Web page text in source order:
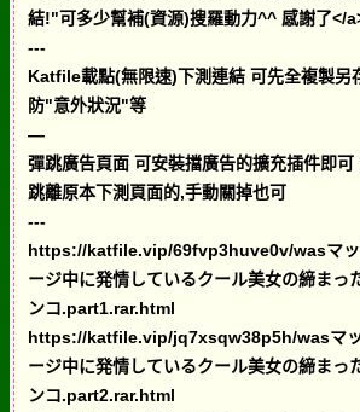
結!"可多少幫補(資源)搜羅動力^^ 感謝了</
---
Katfile載點(無限速)下測連結 可先全複製另
防"意外狀況"等
—
彈跳廣告頁面 可安裝擋廣告的擴充插件即可
跳離原本下測頁面的,手動關掉也可
---
https://katfile.vip/69fvp3huve0v/wasマ
ージ中に発情しているクール美女の締まっ
ンコ.part1.rar.html
https://katfile.vip/jq7xsqw38p5h/wasマ
ージ中に発情しているクール美女の締まっ
ンコ.part2.rar.html